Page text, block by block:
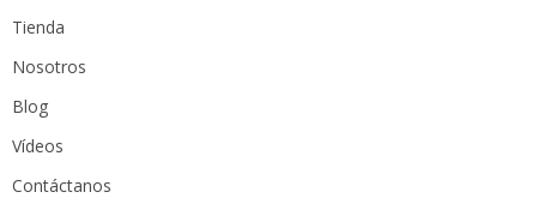
Tienda
Nosotros
Blog
Vídeos
Contáctanos